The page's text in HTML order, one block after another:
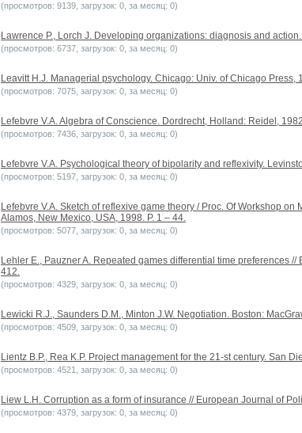
(просмотров: 9139, загрузок: 0, за месяц: 0)
Lawrence P., Lorch J. Developing organizations: diagnosis and
(просмотров: 6737, загрузок: 0, за месяц: 0)
Leavitt H.J. Managerial psychology. Chicago: Univ. of Chicago Press,
(просмотров: 7075, загрузок: 0, за месяц: 0)
Lefebvre V.A. Algebra of Conscience. Dordrecht, Holland: Reidel,
(просмотров: 7436, загрузок: 0, за месяц: 0)
Lefebvre V.A. Psychological theory of bipolarity and reflexivity.
(просмотров: 5197, загрузок: 0, за месяц: 0)
Lefebvre V.A. Sketch of reflexive game theory / Proc. Of Workshop
Alamos, New Mexico, USA, 1998. P. 1 – 44.
(просмотров: 5077, загрузок: 0, за месяц: 0)
Lehler E., Pauzner A. Repeated games differential time preferences
412.
(просмотров: 4329, загрузок: 0, за месяц: 0)
Lewicki R.J., Saunders D.M., Minton J.W. Negotiation. Boston:
(просмотров: 4509, загрузок: 0, за месяц: 0)
Lientz B.P., Rea K.P. Project management for the 21-st century. San
(просмотров: 4521, загрузок: 0, за месяц: 0)
Liew L.H. Corruption as a form of insurance // European Journal of
(просмотров: 4379, загрузок: 0, за месяц: 0)